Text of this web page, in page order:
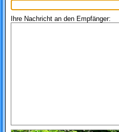
Ihre Nachricht an den Empfänger: